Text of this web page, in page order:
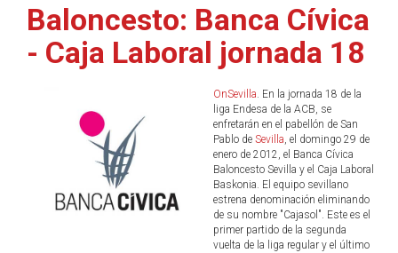
Baloncesto: Banca Cívica
- Caja Laboral jornada 18
OnSevilla. En la jornada 18 de la
liga Endesa de la ACB, se
enfretarán en el pabellón de San
Pablo de Sevilla, el domingo 29 de
enero de 2012, el Banca Cívica
Baloncesto Sevilla y el Caja Laboral
Baskonia. El equipo sevillano
estrena denominación eliminando
de su nombre "Cajasol". Este es el
primer partido de la segunda
vuelta de la liga regular y el último